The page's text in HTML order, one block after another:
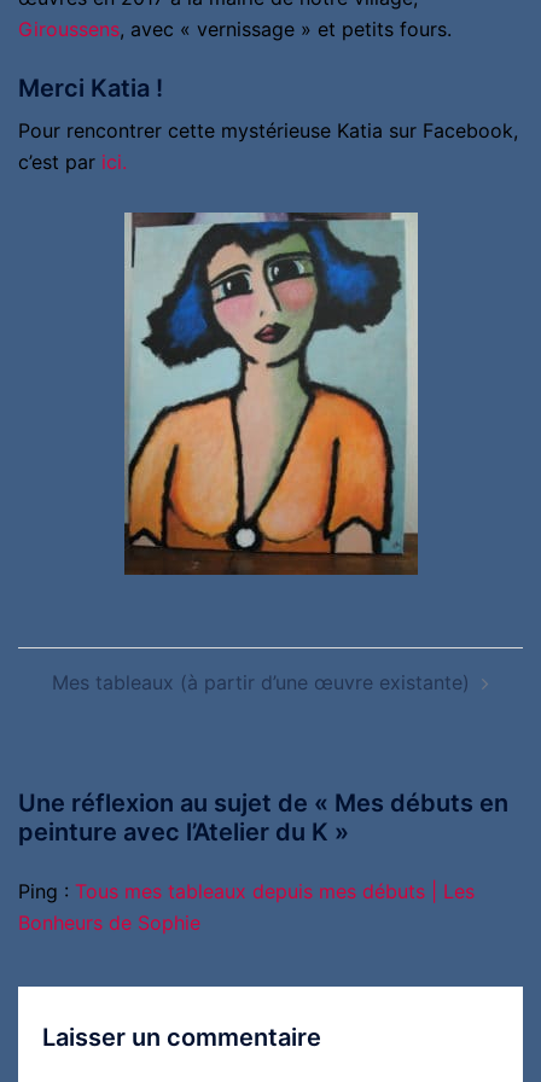
Giroussens, avec « vernissage » et petits fours.
Merci Katia !
Pour rencontrer cette mystérieuse Katia sur Facebook,
c’est par ici.
d’article
Mes tableaux (à partir d’une œuvre existante)
Une réflexion au sujet de « Mes débuts en
peinture avec l’Atelier du K »
Ping : Tous mes tableaux depuis mes débuts | Les
Bonheurs de Sophie
Laisser un commentaire